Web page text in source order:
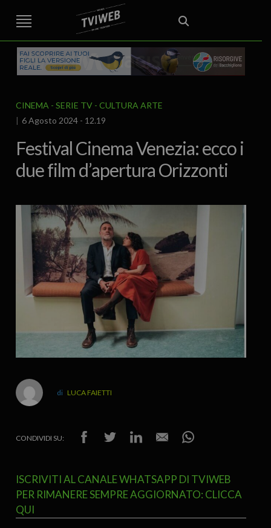
STREET TG CRONACA VENETO
VICENZA E PROVINCIA
AREA BERICA
ECONOMIA ATTUALITA’ POLITICA
EDITORIALE ITALIA E MONDO CURIOSITÀ – LIFESTYLE
CULTURA ARTE
SPORT
IL GRAFFIO FOOD & DRINK FUORIPORTA EROTICO VICENTINO
CINEMA - SERIE TV
CULTURA ARTE
6 Agosto 2024 - 12.19
Festival Cinema Venezia: ecco i
due film d’apertura Orizzonti
LUCA FAIETTI
CONDIVIDI SU:
ISCRIVITI AL CANALE WHATSAPP DI TVIWEB
PER RIMANERE SEMPRE AGGIORNATO: CLICCA
QUI